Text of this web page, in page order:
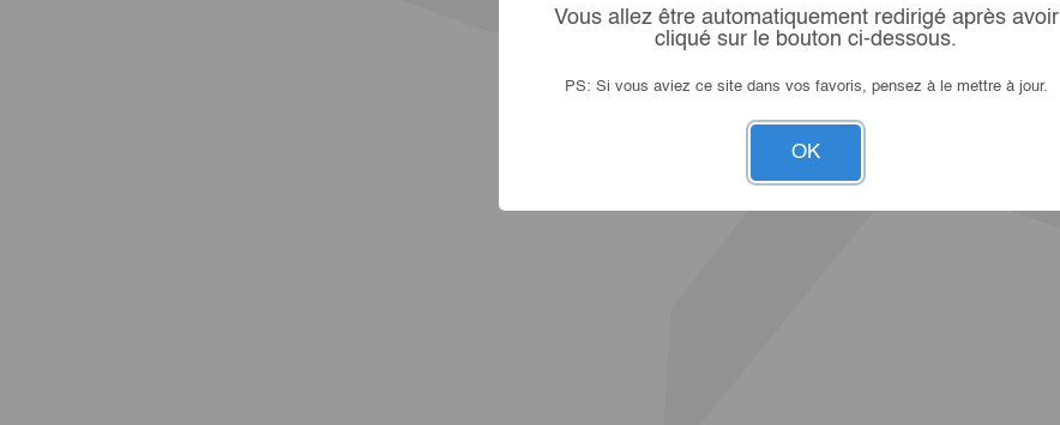
Vous allez être automatiquement redirigé après avoir
cliqué sur le bouton ci-dessous.
PS: Si vous aviez ce site dans vos favoris, pensez à le mettre à jour.
OK